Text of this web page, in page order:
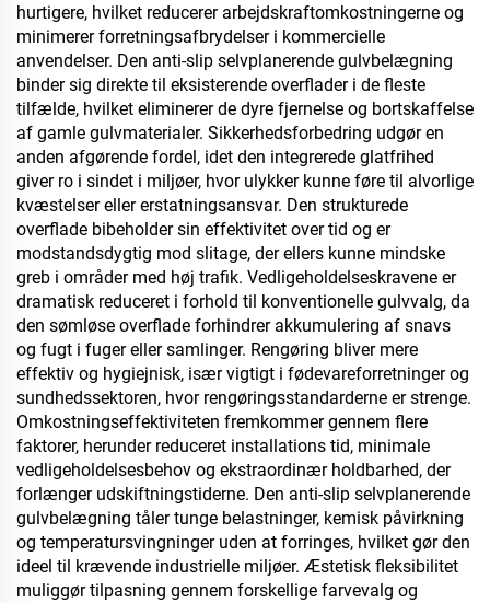
hurtigere, hvilket reducerer arbejdskraftomkostningerne og
minimerer forretningsafbrydelser i kommercielle
anvendelser. Den anti-slip selvplanerende gulvbelægning
binder sig direkte til eksisterende overflader i de fleste
tilfælde, hvilket eliminerer de dyre fjernelse og bortskaffelse
af gamle gulvmaterialer. Sikkerhedsforbedring udgør en
anden afgørende fordel, idet den integrerede glatfrihed
giver ro i sindet i miljøer, hvor ulykker kunne føre til alvorlige
kvæstelser eller erstatningsansvar. Den strukturede
overflade bibeholder sin effektivitet over tid og er
modstandsdygtig mod slitage, der ellers kunne mindske
greb i områder med høj trafik. Vedligeholdelseskravene er
dramatisk reduceret i forhold til konventionelle gulvvalg, da
den sømløse overflade forhindrer akkumulering af snavs
og fugt i fuger eller samlinger. Rengøring bliver mere
effektiv og hygiejnisk, især vigtigt i fødevareforretninger og
sundhedssektoren, hvor rengøringsstandarderne er strenge.
Omkostningseffektiviteten fremkommer gennem flere
faktorer, herunder reduceret installations tid, minimale
vedligeholdelsesbehov og ekstraordinær holdbarhed, der
forlænger udskiftningstiderne. Den anti-slip selvplanerende
gulvbelægning tåler tunge belastninger, kemisk påvirkning
og temperatursvingninger uden at forringes, hvilket gør den
ideel til krævende industrielle miljøer. Æstetisk fleksibilitet
muliggør tilpasning gennem forskellige farvevalg og